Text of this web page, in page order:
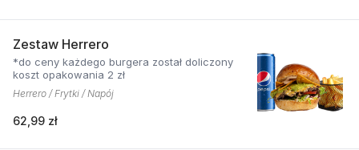
Zestaw Herrero
*do ceny każdego burgera został doliczony
koszt opakowania 2 zł
Herrero / Frytki / Napój
62,99 zł